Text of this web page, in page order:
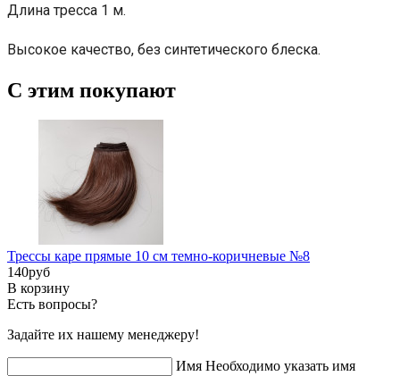
Длина тресса 1 м.
Высокое качество, без синтетического блеска.
С этим покупают
Трессы каре прямые 10 см темно-коричневые №8
140pуб
В корзину
Есть вопросы?
Задайте их нашему менеджеру!
Имя Необходимо указать имя